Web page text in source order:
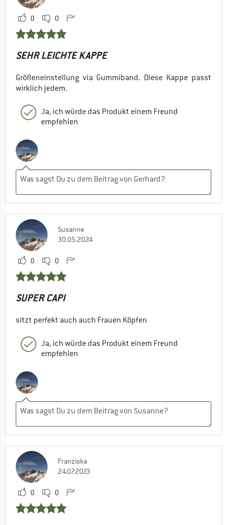
0 0
SEHR LEICHTE KAPPE
Größeneinstellung via Gummiband. Diese Kappe passt
wirklich jedem.
Ja, ich würde das Produkt einem Freund
empfehlen
Susanne
30.05.2024
0 0
SUPER CAPI
sitzt perfekt auch auch Frauen Köpfen
Ja, ich würde das Produkt einem Freund
empfehlen
Franziska
24.07.2023
0 0